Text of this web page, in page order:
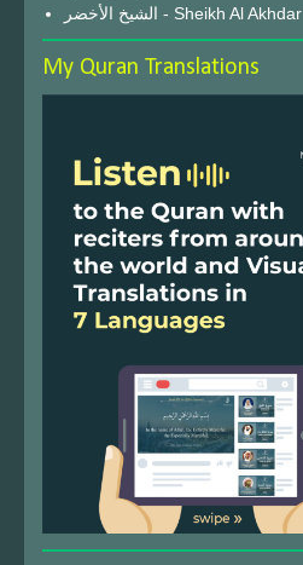
الشيخ الأخضر - Sheikh Al Akhdar
My Quran Translations